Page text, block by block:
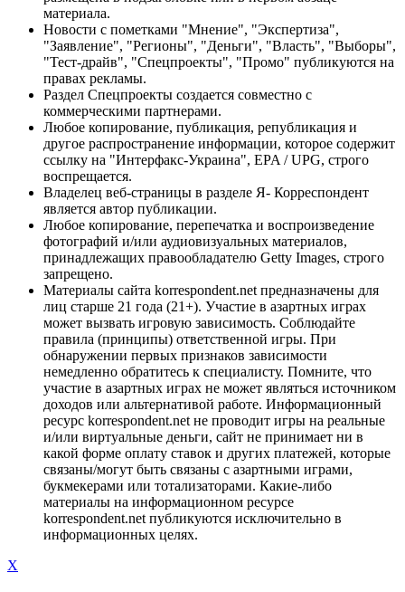
материала.
Новости с пометками "Мнение", "Экспертиза",
"Заявление", "Регионы", "Деньги", "Власть", "Выборы",
"Тест-драйв", "Спецпроекты", "Промо" публикуются на
правах рекламы.
Раздел Спецпроекты создается совместно с
коммерческими партнерами.
Любое копирование, публикация, републикация и
другое распространение информации, которое содержит
ссылку на "Интерфакс-Украина", EPA / UPG, строго
воспрещается.
Владелец веб-страницы в разделе Я- Корреспондент
является автор публикации.
Любое копирование, перепечатка и воспроизведение
фотографий и/или аудиовизуальных материалов,
принадлежащих правообладателю Getty Images, строго
запрещено.
Материалы сайта korrespondent.net предназначены для
лиц старше 21 года (21+). Участие в азартных играх
может вызвать игровую зависимость. Соблюдайте
правила (принципы) ответственной игры. При
обнаружении первых признаков зависимости
немедленно обратитесь к специалисту. Помните, что
участие в азартных играх не может являться источником
доходов или альтернативой работе. Информационный
ресурс korrespondent.net не проводит игры на реальные
и/или виртуальные деньги, сайт не принимает ни в
какой форме оплату ставок и других платежей, которые
связаны/могут быть связаны с азартными играми,
букмекерами или тотализаторами. Какие-либо
материалы на информационном ресурсе
korrespondent.net публикуются исключительно в
информационных целях.
X